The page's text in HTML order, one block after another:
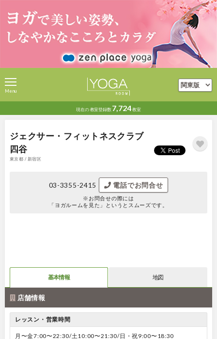
現在の教室登録数 7,724教室
Menu
ジェクサー・フィットネスクラブ
四谷
東京都 / 新宿区
03-3355-2415 電話でお問合せ
※お問合せの際には
「ヨガルームを見た」というとスムーズです。
基本情報 地図
店舗情報
レッスン・営業時間
月〜金7:00〜22:30/土10:00〜21:30/日・祝9:00〜18:30